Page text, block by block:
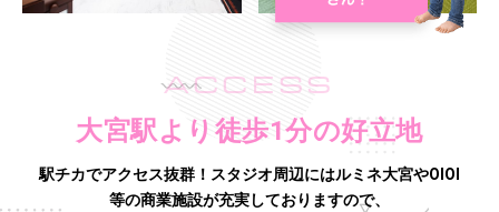
ACCESS
大宮駅より徒歩1分の好立地
駅チカでアクセス抜群！スタジオ周辺にはルミネ大宮やOIOI
等の商業施設が充実しておりますので、